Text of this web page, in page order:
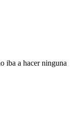
iba a hacer ninguna